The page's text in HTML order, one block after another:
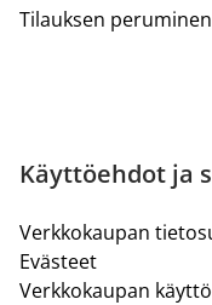
Tilauksen
Käyttöehdot ja
Verkkokaupan
Evästeet
Verkkokaupan